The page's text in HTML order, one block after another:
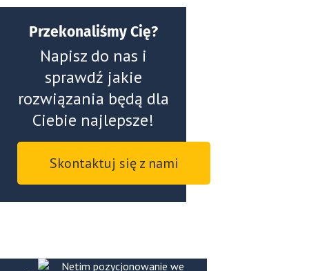
Przekonaliśmy Cię?
Napisz do nas i
sprawdź jakie
rozwiązania będą dla
Ciebie najlepsze!
Skontaktuj się z nami